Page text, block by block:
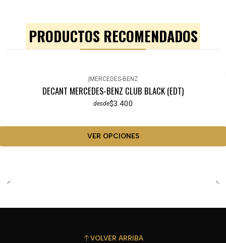
PRODUCTOS RECOMENDADOS
MERCEDES-BENZ
DECANT MERCEDES-BENZ CLUB BLACK (EDT)
desde$3.400
VER OPCIONES
VOLVER ARRIBA